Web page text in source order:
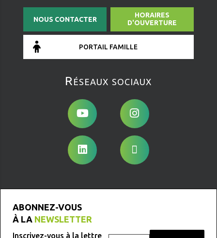
NOUS CONTACTER
HORAIRES
D'OUVERTURE
PORTAIL FAMILLE
Réseaux sociaux
ABONNEZ-VOUS
À LA NEWSLETTER
Inscrivez-vous à la lettre